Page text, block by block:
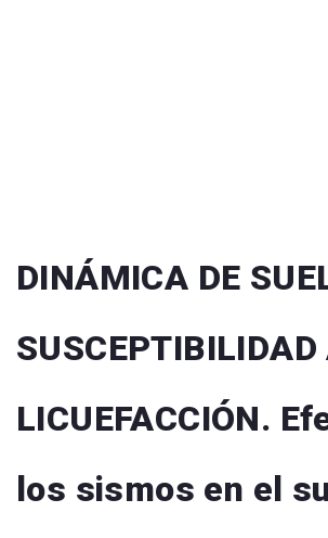
DINÁMICA DE
SUSCEPTIBILIDAD
LICUEFACCIÓN.
los sismos en el